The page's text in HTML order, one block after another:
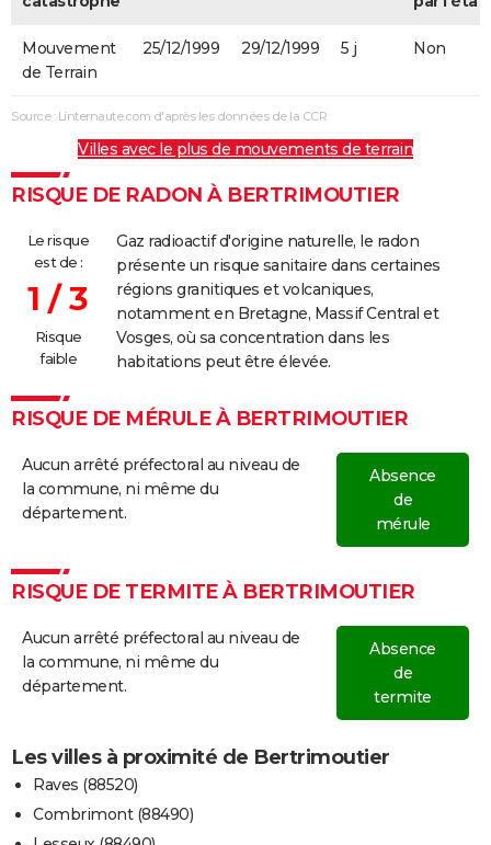
Mouvement
de Terrain
25/12/1999 29/12/1999 5 j Non
Source : Linternaute.com d'après les données de la CCR
Villes avec le plus de mouvements de terrain
RISQUE DE RADON À BERTRIMOUTIER
Le risque
est de :
1 / 3
Risque
faible
Gaz radioactif d'origine naturelle, le radon
présente un risque sanitaire dans certaines
régions granitiques et volcaniques,
notamment en Bretagne, Massif Central et
Vosges, où sa concentration dans les
habitations peut être élevée.
RISQUE DE MÉRULE À BERTRIMOUTIER
Aucun arrêté préfectoral au niveau de
la commune, ni même du
département.
Absence
de
mérule
RISQUE DE TERMITE À BERTRIMOUTIER
Aucun arrêté préfectoral au niveau de
la commune, ni même du
département.
Absence
de
termite
Les villes à proximité de Bertrimoutier
Raves (88520)
Combrimont (88490)